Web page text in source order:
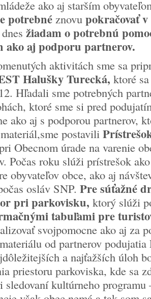
ako aj starším
potrebnéznovu pokračovať
žiadam o potrebnú
ako aj podporu partnerov.
aktivitách sme sa
Halušky Turecká, ktoré
Hľadali sme potrebných
ktoré sme si pred
ako aj s podporou partnerov,
postavili
Obecnom úrade na varenie
Počas roku slúži prístrešok
obyvateľov obce, ako aj
osláv SNP. Pre súťažné
pri parkovisku, ktorý slúži
tabuľami pre
svojpomocne ako aj za
od partnerov
a najťažších úloh
priestoru parkoviska, kde sa
sledovaní kultúrneho programu